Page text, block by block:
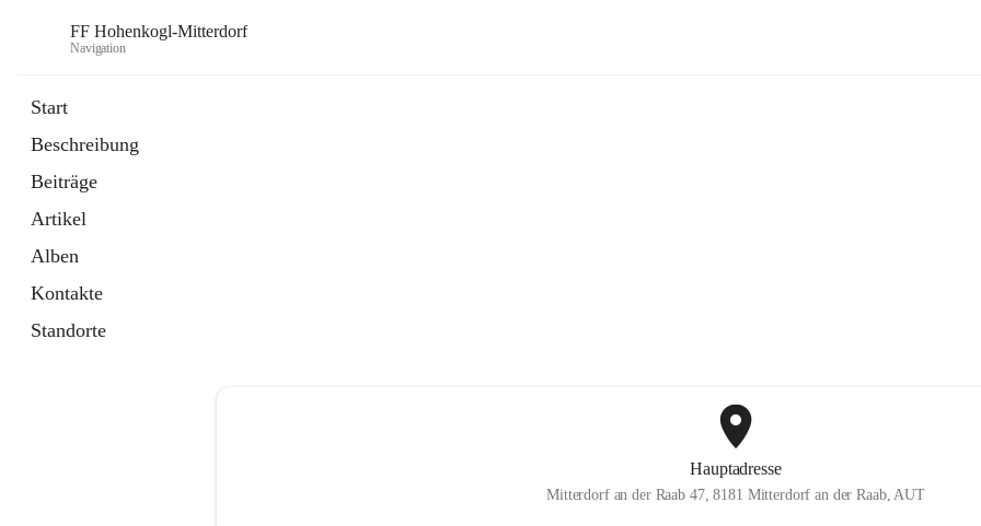
FF Hohenkogl-Mitterdorf
Navigation
Start
Beschreibung
Beiträge
Artikel
Alben
Kontakte
Standorte
Hauptadresse
Mitterdorf an der Raab 47, 8181 Mitterdorf an der Raab, AUT